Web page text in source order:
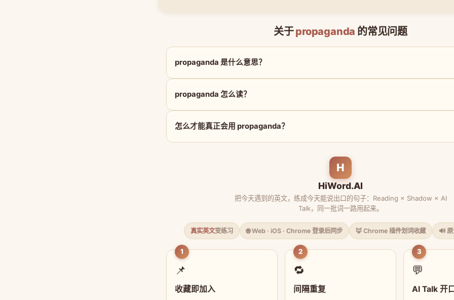
关于propaganda 的常见问题
propaganda 是什么意思？
propaganda 怎么读？
怎么才能真正会用 propaganda？
H
HiWord.AI
把今天遇到的英文，练成今天能说出口的句子：Reading × Shadow × AI
Talk，同一批词一路用起来。
真实英文变练习 🌐 Web · iOS · Chrome 登录后同步 🦊 Chrome 插件划词收藏 🔊
1
📌
收藏即加入
2
🔁
间隔重复
3
💬
AI Talk 开